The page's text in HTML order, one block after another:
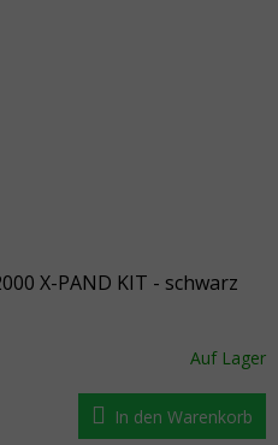
X-PAND KIT - schwarz
Auf Lager
In den Warenkorb